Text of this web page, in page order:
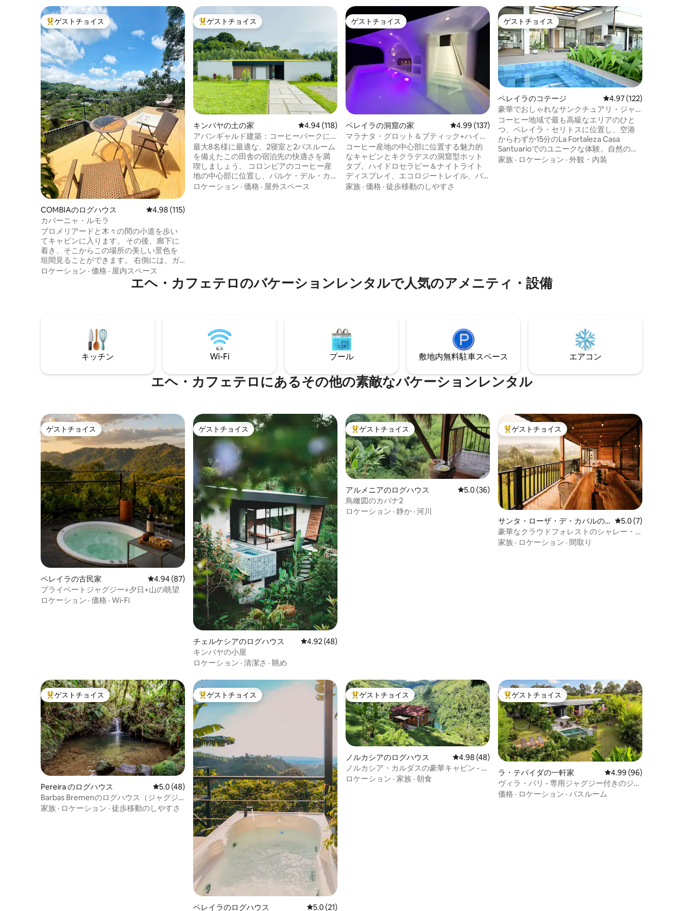
大好評のゲストチョイスです。
ゲストチョイス
COMBIAのログハウス レビュー115件、5つ星中4.98つ星の平均評価
4.98 (115)
カバーニャ・ルモラ
ブロメリアードと木々の間の小道を歩い
てキャビンに入ります。 その後、廊下に
着き、そこからこの場所の美しい景色を
垣間見ることができます。 右側には、ガ
スコンロ、電子レンジ、冷蔵庫、コーヒ
ーメーカーを備えたモダンなキッチンが
あります。 また、キッチンには調理のた
バスケットがあります。 その後、クイー
ンサイズベッドと55インチの薄型テレビ
を備えたお部屋があります。 テレビで
は、約10の全国チャンネルを確認でき、
屋にはクローゼットと服を整理するため
ー、液体ボディソープが備わっていま
す。 シャワーにはお湯があります。 部屋
の外にはリビングルームがあります。 こ
こでは、ソファから山と夕日を快適に眺
めることができます。 このお部屋は、織
物と手作りの要素で装飾されており、電
気暖炉とサウンドシステムが備わってい
ます。 屋外エリアには、ジャグジー、カ
タマランメッシュ、屋外ダイニングルー
ム、山の最も美しい景色があります。
ロケーション · 価格 · 屋内スペース
大好評のゲストチョイスです。
ゲストチョイス
キンバヤの土の家 レビュー118件、5つ星中4.94つ星の平均評価
4.94 (118)
アバンギャルド建築：コーヒーパークに
近い
最大8名様に最適な、2寝室と2バスルーム
を備えたこの田舎の宿泊先の快適さを満
喫しましょう。 コロンビアのコーヒー産
地の中心部に位置し、パルケ・デル・カ
フェやパナカからわずか数分です。 素晴
ロケーション · 価格 · 屋外スペース
ゲストチョイス
ゲストチョイス
ペレイラの洞窟の家 レビュー137件、5つ星中4.99つ星の平均評価
4.99 (137)
マラナタ・グロット＆ブティック+ハイド
ロセラピー
コーヒー産地の中心部に位置する魅力的
なキャビンとキクラデスの洞窟型ホット
タブ。ハイドロセラピー＆ナイトライト
ディスプレイ、エコロジートレイル、バ
ードウォッチング、蝶、野生動物、竹の
家族 · 価格 · 徒歩移動のしやすさ
ゲストチョイス
ゲストチョイス
ペレイラのコテージ レビュー122件、5つ
4.97 (122)
豪華でおしゃれなサンクチュアリ・ジャ
グジー＆竹
コーヒー地域で最も高級なエリアのひと
つ、ペレイラ・セリトスに位置し、空港
からわずか15分のLa Fortaleza Casa
Santuarioでのユニークな体験。自然の静
けさと、レストラン、ショッピングセン
家族 · ロケーション · 外観・内装
エヘ・カフェテロのバケーションレンタルで人気のアメニティ・設備
キッチン Wi-Fi プール 敷地内無料駐⁠車ス⁠ペ⁠ー⁠ス エアコン
エヘ・カフェテロにあるその他の素敵なバケーションレンタル
ゲストチョイス
ゲストチョイス
ペレイラの古民家 レビュー87件、5つ星中4.94つ星の平均評価
4.94 (87)
プライベートジャグジー+夕日+山の眺望
ロケーション · 価格 · Wi-Fi
ゲストチョイス
ゲストチョイス
チェルケシアのログハウス レビュー48件、5つ星中4.92つ星の平均評価
4.92 (48)
キンバヤの小屋
ロケーション · 清潔さ · 眺め
大好評のゲストチョイスです。
ゲストチョイス
アルメニアのログハウス レビュー36件、5つ星中5.0つ星の平均評価
5.0 (36)
鳥瞰図のカバナ2
ロケーション · 静か · 河川
大好評のゲストチョイスです。
ゲストチョイス
サンタ・ローザ・デ・カバルの
コテージ
レビュー7件、5つ
5.0 (7)
豪華なクラウドフォレストのシャレー・
バードウォッチング・川
家族 · ロケーション · 間取り
大好評のゲストチョイスです。
ゲストチョイス
Pereira のログハウス レビュー48件、5つ星中5.0つ星の平均評価
5.0 (48)
Barbas Bremenのログハウス（ジャグジ
ー、滝、焚き火台付き）
家族 · ロケーション · 徒歩移動のしやすさ
大好評のゲストチョイスです。
ゲストチョイス
ペレイラのログハウス レビュー21件、5つ星中5.0つ星の平均評価
5.0 (21)
大好評のゲストチョイスです。
ゲストチョイス
ノルカシアのログハウス レビュー48件、5つ星中4.98つ星の平均評価
4.98 (48)
ノルカシア・カルダスの豪華キャビン - ア
マニ貯水池
ロケーション · 家族 · 朝食
大好評のゲストチョイスです。
ゲストチョイス
ラ・テバイダの一軒家 レビュー96件、5つ星
4.99 (96)
ヴィラ・バリ - 専用ジャグジー付きのジャ
ングルの隠れ家
価格 · ロケーション · バスルーム